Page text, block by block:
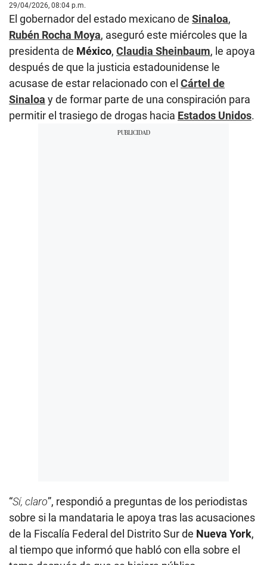
29/04/2026, 08:04 p.m.
El gobernador del estado mexicano de Sinaloa,
Rubén Rocha Moya, aseguró este miércoles que la
presidenta de México, Claudia Sheinbaum, le apoya
después de que la justicia estadounidense le
acusase de estar relacionado con el Cártel de
Sinaloa y de formar parte de una conspiración para
permitir el trasiego de drogas hacia Estados Unidos.
“Sí, claro”, respondió a preguntas de los periodistas
sobre si la mandataria le apoya tras las acusaciones
de la Fiscalía Federal del Distrito Sur de Nueva York,
al tiempo que informó que habló con ella sobre el